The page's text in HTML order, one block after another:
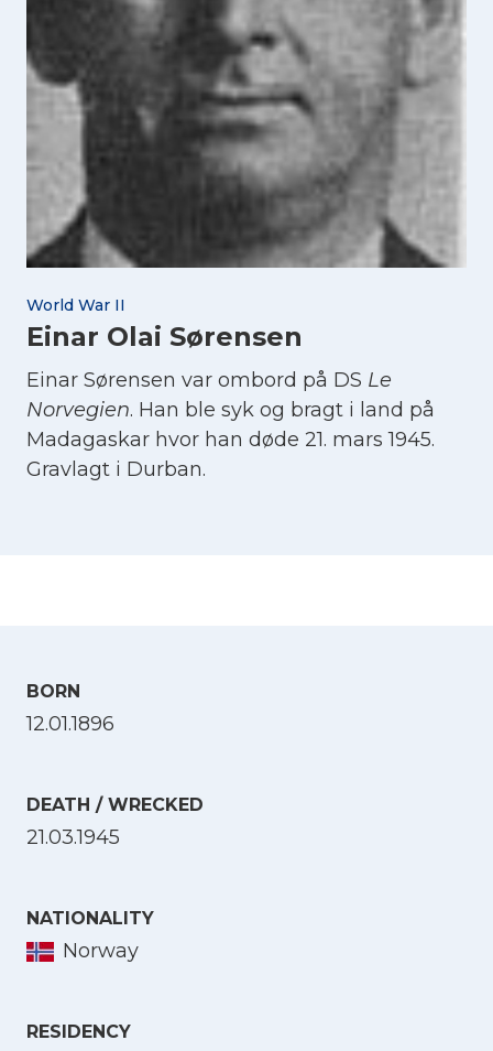
World War II
Einar Olai Sørensen
Einar Sørensen var ombord på DS Le
Norvegien. Han ble syk og bragt i land på
Madagaskar hvor han døde 21. mars 1945.
Gravlagt i Durban.
BORN
12.01.1896
DEATH / WRECKED
21.03.1945
NATIONALITY
Norway
RESIDENCY
Select Language